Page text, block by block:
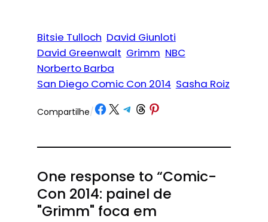
Bitsie Tulloch David Giunloti
David Greenwalt Grimm NBC
Norberto Barba
San Diego Comic Con 2014 Sasha Roiz
Compartilhe/Share on Facebook
Share on X Share on Telegram
Share on Threads
Share on Pinterest
One response to “Comic-
Con 2014: painel de
"Grimm" foca em